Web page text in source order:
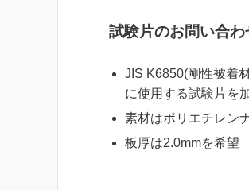
試験片のお問い合わ
JIS K6850(剛性被着
に使用する試験片を
素材はポリエチレン
板厚は2.0mmを希望